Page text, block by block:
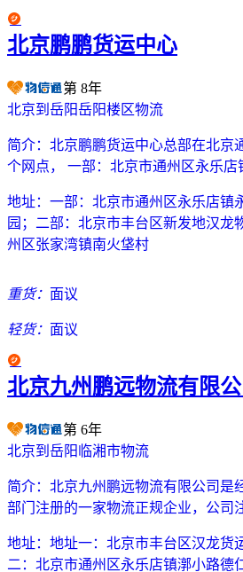
北京鹏鹏货运中心
第 8年
北京到岳阳岳阳楼区物流
简介： 北京鹏鹏货运中心总部在北京
个网点， 一部：北京市通州区永乐店
地址： 一部：北京市通州区永乐店镇
园；二部：北京市丰台区新发地汉龙
州区张家湾镇南火垡村
重货： 面议
轻货： 面议
北京九州鹏远物流有限公
第 6年
北京到岳阳临湘市物流
简介： 北京九州鹏远物流有限公司是
部门注册的一家物流正规企业，公司
地址： 地址一：北京市丰台区汉龙货
二：北京市通州区永乐店镇漷小路德